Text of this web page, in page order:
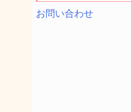
お問い合わせ